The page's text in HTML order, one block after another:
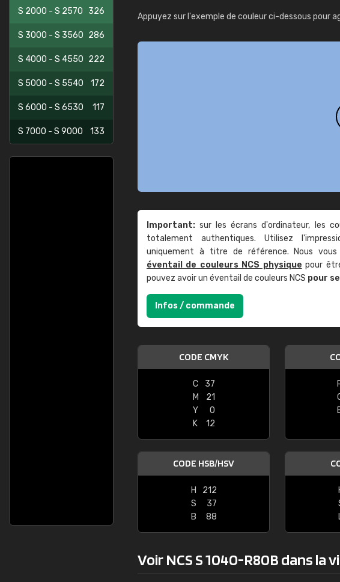
S 2000 - S 2570 326
S 3000 - S 3560 286
S 4000 - S 4550 222
S 5000 - S 5540 172
S 6000 - S 6530 117
S 7000 - S 9000 133
Appuyez sur l'exemple de couleur ci-dessous pour
Important: sur les écrans d'ordinateur, les
totalement authentiques. Utilisez
uniquement à titre de référence. Nous vous
éventail de couleurs NCS physique pour
pouvez avoir un éventail de couleurs NCS pour
Infos / commande
CODE CMYK
C
37
M
21
Y
0
K
12
CODE HSB/HSV
H
212
S
37
B
88
Voir NCS S 1040-R80B dans la